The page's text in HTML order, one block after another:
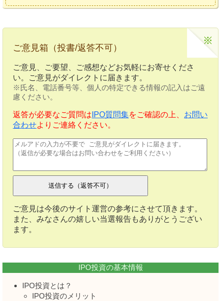
ご意見箱（投書/返答不可）
ご意見、ご要望、ご感想などお気軽にお寄せくださ
い。ご意見がダイレクトに届きます。
※氏名、電話番号等、個人の特定できる情報の記入はご遠
慮ください。
返答が必要なご質問は IPO質問集をご確認の上、 お問い
合わせよりご連絡ください。
ご意見は今後のサイト運営の参考にさせて頂きます。
また、みなさんの嬉しい当選報告もありがとうござい
ます。
IPO投資の基本情報
IPO投資とは？
IPO投資のメリット